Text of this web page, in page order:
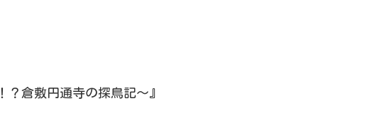
？倉敷円通寺の探鳥記～』